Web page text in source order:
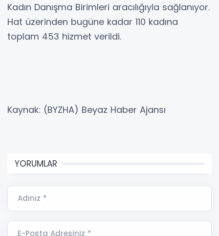
Kadın Danışma Birimleri aracılığıyla sağlanıyor.
Hat üzerinden bugüne kadar 110 kadına
toplam 453 hizmet verildi.
Kaynak: (BYZHA) Beyaz Haber Ajansı
YORUMLAR
Adınız *
E-Posta Adresiniz *